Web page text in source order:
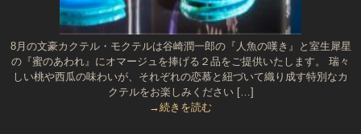
8月の文豪カクテル・モクテルは谷崎潤一郎の『人魚の嘆き』と室生犀星
の『蜜のあわれ』にオマージュを捧げる２品をご提供いたします。 瑞々
しい桃や西瓜の味わいが、それぞれの恋慕と紐づいて織り成す特別なカ
クテルをお楽しみください […]
→続きを読む